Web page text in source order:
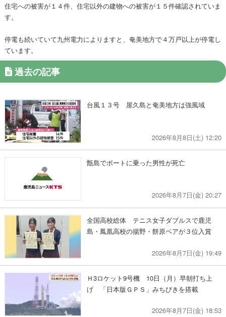
住宅への被害が１４件、住宅以外の建物への被害が１５件確認されていま
す。
停電も続いていて九州電力によりますと、奄美地方で４万戸以上が停電し
ています。
過去の記事
台風１３号 屋久島と奄美地方は強風域
2026年8月8日(土) 12:20
甑島でボートに乗った男性が死亡
2026年8月7日(金) 20:27
全国高校総体 テニス女子ダブルスで鹿児
島・鳳凰高校の揚野・餅原ペアが３位入賞
2026年8月7日(金) 19:49
Ｈ3ロケット9号機 10日（月）早朝打ち上
げ 「日本版ＧＰＳ」みちびきを搭載
2026年8月7日(金) 18:53